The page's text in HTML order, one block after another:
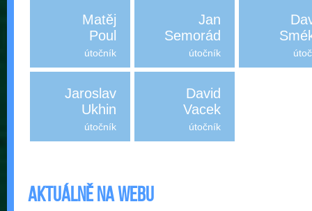
Matěj
Poul
útočník
Jan
Semorád
útočník
Jaroslav
Ukhin
útočník
David
Vacek
útočník
Aktuálně na webu